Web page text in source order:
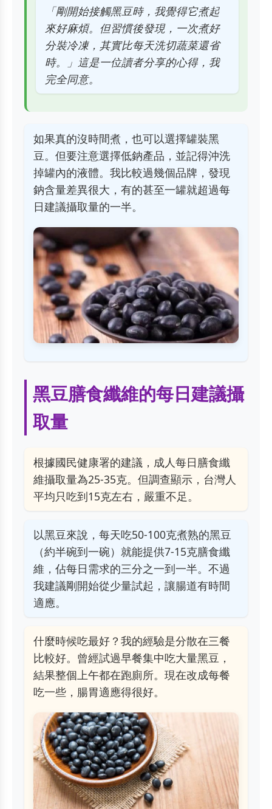
「剛開始接觸黑豆時，我覺得它煮起
來好麻煩。但習慣後發現，一次煮好
分裝冷凍，其實比每天洗切蔬菜還省
時。」這是一位讀者分享的心得，我
完全同意。
如果真的沒時間煮，也可以選擇罐裝黑
豆。但要注意選擇低鈉產品，並記得沖洗
掉罐內的液體。我比較過幾個品牌，發現
鈉含量差異很大，有的甚至一罐就超過每
日建議攝取量的一半。
黑豆膳食纖維的每日建議攝
取量
根據國民健康署的建議，成人每日膳食纖
維攝取量為25-35克。但調查顯示，台灣人
平均只吃到15克左右，嚴重不足。
以黑豆來說，每天吃50-100克煮熟的黑豆
（約半碗到一碗）就能提供7-15克膳食纖
維，佔每日需求的三分之一到一半。不過
我建議剛開始從少量試起，讓腸道有時間
適應。
什麼時候吃最好？我的經驗是分散在三餐
比較好。曾經試過早餐集中吃大量黑豆，
結果整個上午都在跑廁所。現在改成每餐
吃一些，腸胃適應得很好。